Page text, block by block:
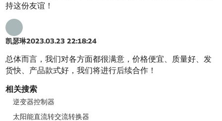
持这份友谊！
凯瑟琳2023.03.23 22:18:24
总体而言，我们对各方面都很满意，价格便宜、质量好、发
货快、产品款式好，我们将进行后续合作！
相关搜索
逆变器控制器
太阳能直流转交流转换器